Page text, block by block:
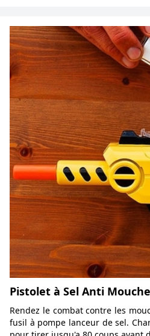
Pistolet à Sel Anti
Rendez le combat contre les
fusil à pompe lanceur de sel.